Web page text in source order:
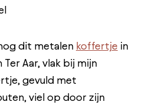
dit metalen koffertje in
Aar, vlak bij mijn
gevuld met
viel op door zijn